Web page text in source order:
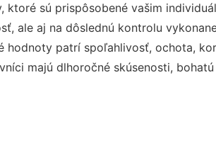
ktoré sú prispôsobené vašim
ale aj na dôslednú kontrolu
hodnoty patrí spoľahlivosť, ochota,
majú dlhoročné skúsenosti,